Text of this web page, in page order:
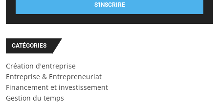
S'INSCRIRE
CATÉGORIES
Création d'entreprise
Entreprise & Entrepreneuriat
Financement et investissement
Gestion du temps